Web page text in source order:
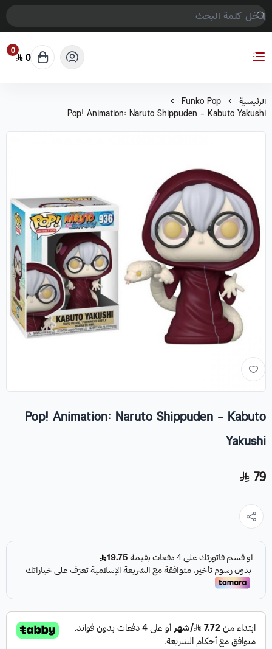
COMPTER GAMES
0 0
الرئيسية Funko Pop
Pop! Animation: Naruto Shippuden - Kabuto Yakushi
Pop! Animation: Naruto Shippuden - Kabuto
Yakushi
79